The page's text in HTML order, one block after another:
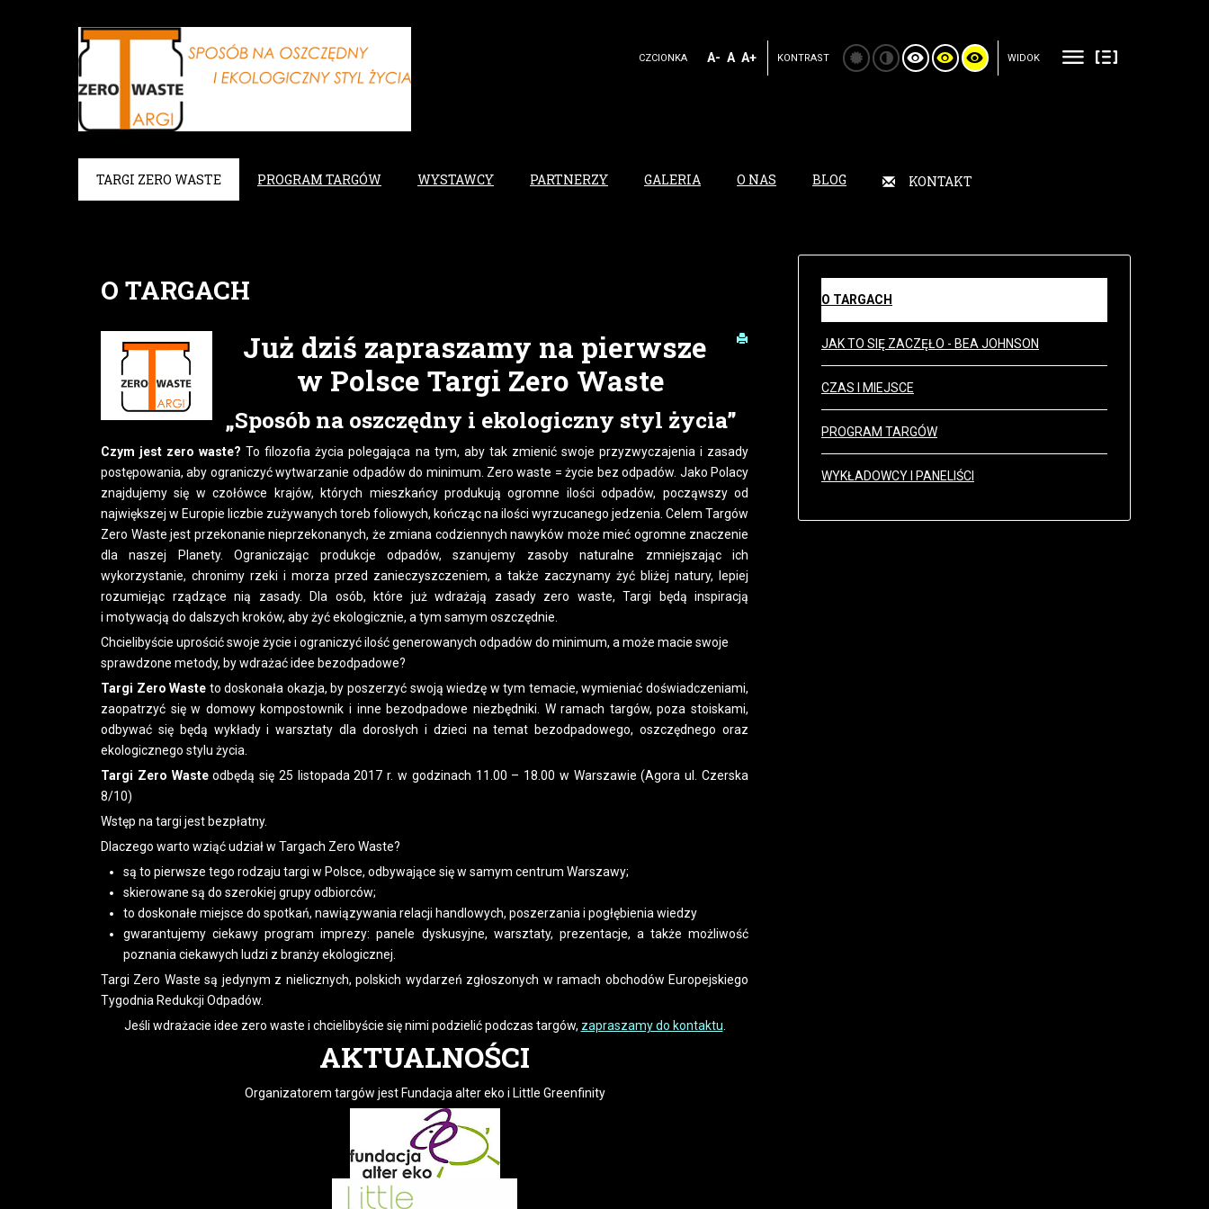
CZCIONKA A- A A+ KONTRAST WIDOK
TARGI ZERO WASTE PROGRAM TARGÓW WYSTAWCY PARTNERZY GALERIA O NAS BLOG KONTAKT
O TARGACH
Już dziś zapraszamy na pierwsze
w Polsce Targi Zero Waste
„Sposób na oszczędny i ekologiczny styl życia”
Czym jest zero waste? To filozofia życia polegająca na tym, aby tak zmienić swoje przyzwyczajenia i zasady
postępowania, aby ograniczyć wytwarzanie odpadów do minimum. Zero waste = życie bez odpadów. Jako Polacy
znajdujemy się w czołówce krajów, których mieszkańcy produkują ogromne ilości odpadów, począwszy od
największej w Europie liczbie zużywanych toreb foliowych, kończąc na ilości wyrzucanego jedzenia. Celem Targów
Zero Waste jest przekonanie nieprzekonanych, że zmiana codziennych nawyków może mieć ogromne znaczenie
dla naszej Planety. Ograniczając produkcje odpadów, szanujemy zasoby naturalne zmniejszając ich
wykorzystanie, chronimy rzeki i morza przed zanieczyszczeniem, a także zaczynamy żyć bliżej natury, lepiej
rozumiejąc rządzące nią zasady. Dla osób, które już wdrażają zasady zero waste, Targi będą inspiracją
i motywacją do dalszych kroków, aby żyć ekologicznie, a tym samym oszczędnie.
Chcielibyście uprościć swoje życie i ograniczyć ilość generowanych odpadów do minimum, a może macie swoje
sprawdzone metody, by wdrażać idee bezodpadowe?
Targi Zero Waste to doskonała okazja, by poszerzyć swoją wiedzę w tym temacie, wymieniać doświadczeniami,
zaopatrzyć się w domowy kompostownik i inne bezodpadowe niezbędniki. W ramach targów, poza stoiskami,
odbywać się będą wykłady i warsztaty dla dorosłych i dzieci na temat bezodpadowego, oszczędnego oraz
ekologicznego stylu życia.
Targi Zero Wasteodbędą się 25 listopada 2017 r. w godzinach 11.00 – 18.00 w Warszawie (Agora ul. Czerska
8/10)
Wstęp na targi jest bezpłatny.
Dlaczego warto wziąć udział w Targach Zero Waste?
są to pierwsze tego rodzaju targi w Polsce, odbywające się w samym centrum Warszawy;
skierowane są do szerokiej grupy odbiorców;
to doskonałe miejsce do spotkań, nawiązywania relacji handlowych, poszerzania i pogłębienia wiedzy
gwarantujemy ciekawy program imprezy: panele dyskusyjne, warsztaty, prezentacje, a także możliwość
poznania ciekawych ludzi z branży ekologicznej.
Targi Zero Waste są jedynym z nielicznych, polskich wydarzeń zgłoszonych w ramach obchodów Europejskiego
Tygodnia Redukcji Odpadów.
Jeśli wdrażacie idee zero waste i chcielibyście się nimi podzielić podczas targów, zapraszamy do kontaktu
AKTUALNOŚCI
Organizatorem targów jest Fundacja alter eko i Little Greenfinity
O TARGACH
JAK TO SIĘ ZACZĘŁO - BEA JOHNSON
CZAS I MIEJSCE
PROGRAM TARGÓW
WYKŁADOWCY I PANELIŚCI